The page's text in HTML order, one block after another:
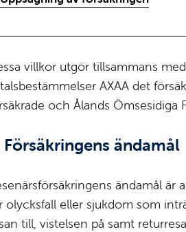
villkor utgör tillsammans
AXAA det
och Ålands Ömsesidiga
Försäkringens ändamål
ändamål är
olycksfall eller sjukdom som
till, vistelsen på samt